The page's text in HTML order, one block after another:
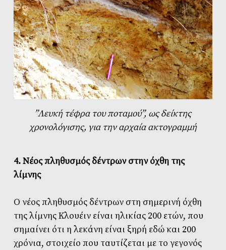
”Λευκή τέφρα του ποταμού”, ως δείκτης
χρονολόγισης, για την αρχαία ακτογραμμή
4. Νέος πληθυσμός δέντρων στην όχθη της
λίμνης
Ο νέος πληθυσμός δέντρων στη σημερινή όχθη
της λίμνης Κλουέιν είναι ηλικίας 200 ετών, που
σημαίνει ότι η λεκάνη είναι ξηρή εδώ και 200
χρόνια, στοιχείο που ταυτίζεται με το γεγονός